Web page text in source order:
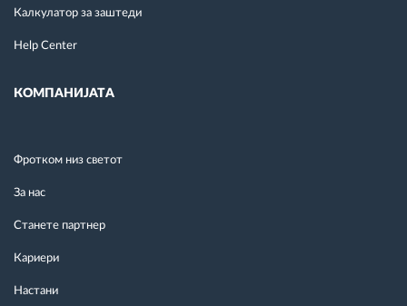
Калкулатор за заштеди
Help Center
КОМПАНИЈАТА
Фротком низ светот
За нас
Станете партнер
Кариери
Настани